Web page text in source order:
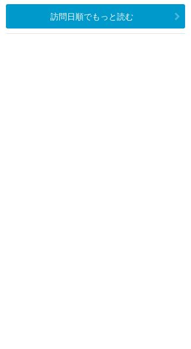
訪問日順でもっと読む